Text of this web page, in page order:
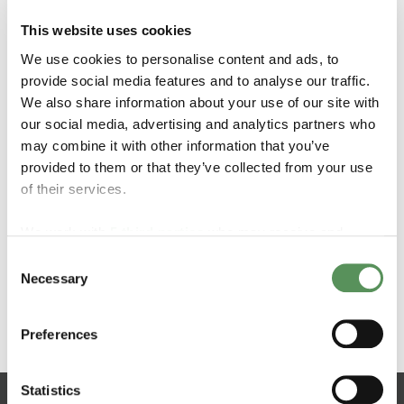
This website uses cookies
We use cookies to personalise content and ads, to
provide social media features and to analyse our traffic.
We also share information about your use of our site with
our social media, advertising and analytics partners who
may combine it with other information that you’ve
provided to them or that they’ve collected from your use
of their services.
Selection
Necessary
Preferences
Statistics
Característicos
Pistão de mola comprimida para equilibrar o
Válvula de liberação de emergência (ERC)